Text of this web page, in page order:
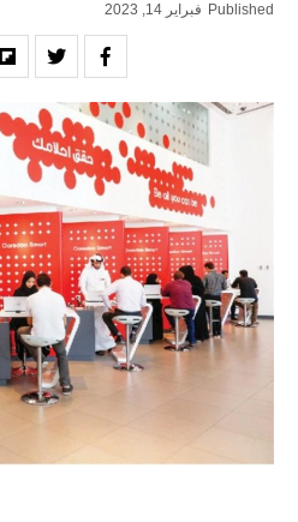
Published فبراير 14, 2023